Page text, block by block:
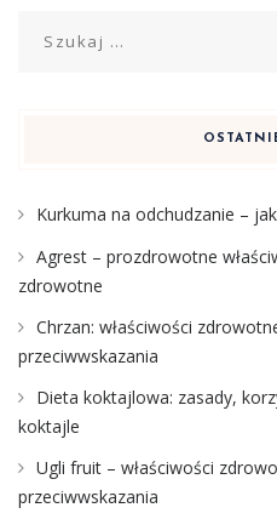
Kurkuma na odchudzanie –
Agrest – prozdrowotne
zdrowotne
Chrzan: właściwości
przeciwwskazania
Dieta koktajlowa: zasady,
koktajle
Ugli fruit – właściwości
przeciwwskazania